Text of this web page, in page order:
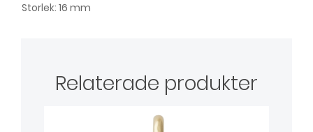
Storlek: 16 mm
Relaterade produkter